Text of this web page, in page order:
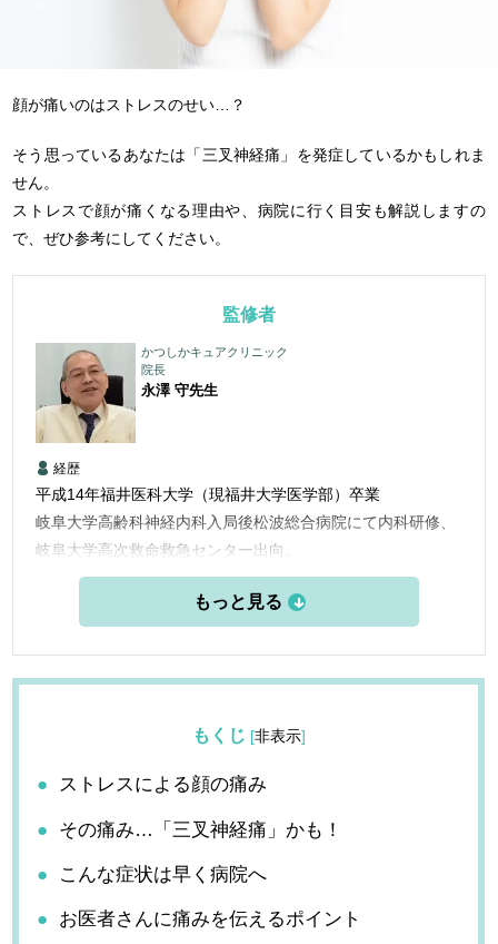
顔が痛いのはストレスのせい…？
そう思っているあなたは「三叉神経痛」を発症しているかもしれま
せん。
ストレスで顔が痛くなる理由や、病院に行く目安も解説しますの
で、ぜひ参考にしてください。
監修者
かつしかキュアクリニック
院長
永澤 守先生
経歴
平成14年福井医科大学（現福井大学医学部）卒業
岐阜大学高齢科神経内科入局後松波総合病院にて内科研修、
岐阜大学高次救命救急センター出向。
美濃市立美濃病院内科。
東京さくら病院及び同認知症疾患センター勤務の後
もくじ [非表示]
ストレスによる顔の痛み
その痛み…「三叉神経痛」かも！
こんな症状は早く病院へ
お医者さんに痛みを伝えるポイント